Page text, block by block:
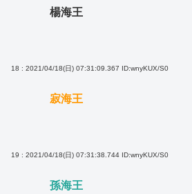
楊海王
18 : 2021/04/18(日) 07:31:09.367 ID:wnyKUX/S0
寂海王
19 : 2021/04/18(日) 07:31:38.744 ID:wnyKUX/S0
孫海王